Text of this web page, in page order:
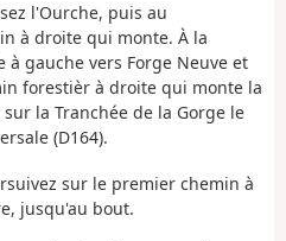
l'Ourche, puis au
à droite qui monte. À la
à gauche vers Forge Neuve et
forestièr à droite qui monte la
la Tranchée de la Gorge le
(D164).
sur le premier chemin à
jusqu'au bout.